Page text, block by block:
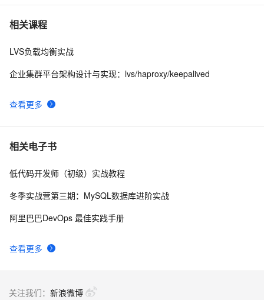
7 lvs-dr简单配置
8 LVS原理详解
推荐
相关课程
查看更多
LVS负载均衡实战
企业集群平台架构设计与实现：lvs/haproxy/keepalived
相关电子书
查看更多
低代码开发师（初级）实战教程
冬季实战营第三期：MySQL数据库进阶实战
阿里巴巴DevOps 最佳实践手册
关注我们： 新浪微博